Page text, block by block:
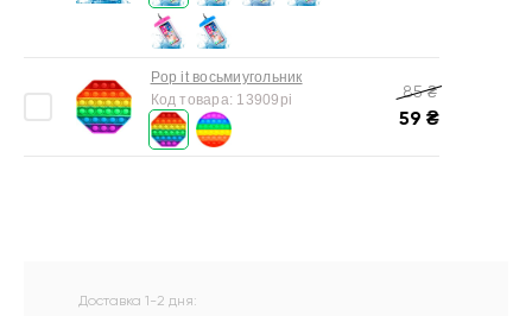
Pop it восьмиугольник
Код товара: 13909pi 85₴
59 ₴
Доставка 1-2 дня: